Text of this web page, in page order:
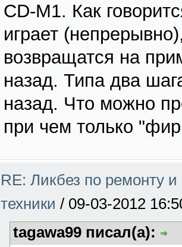
CD-M1. Как
играет
возвращатся на
назад. Типа два
назад. Что можно
при чем только
RE: Ликбез по ремонту
техники / 09-03-2012
tagawa99 писал(а):